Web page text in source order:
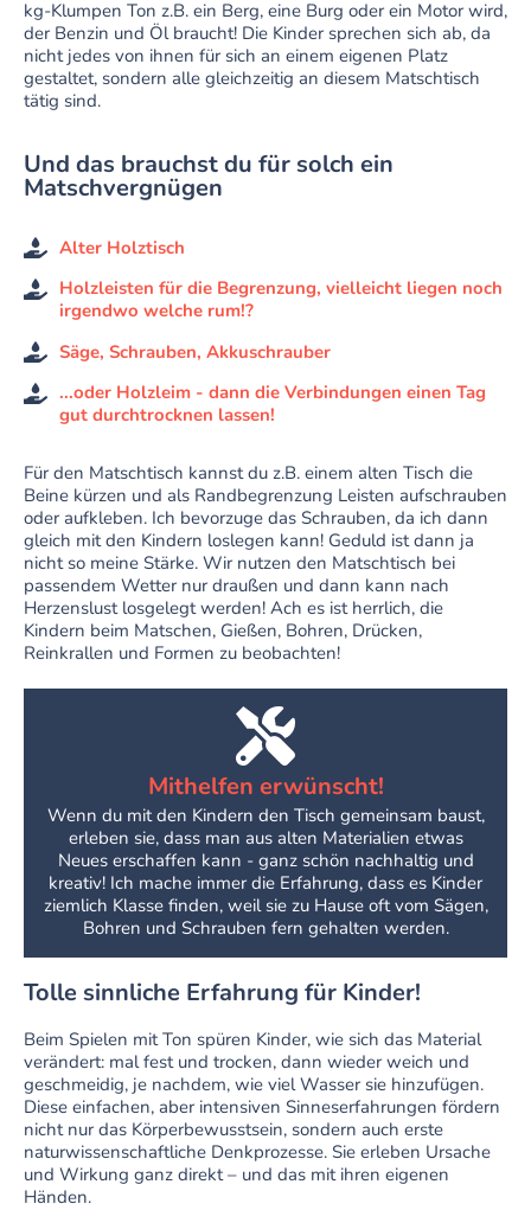
kg-Klumpen Ton z.B. ein Berg, eine Burg oder ein Motor wird,
der Benzin und Öl braucht! Die Kinder sprechen sich ab, da
nicht jedes von ihnen für sich an einem eigenen Platz
gestaltet, sondern alle gleichzeitig an diesem Matschtisch
tätig sind.
Und das brauchst du für solch ein
Matschvergnügen
Alter Holztisch
Holzleisten für die Begrenzung, vielleicht liegen noch
irgendwo welche rum!?
Säge, Schrauben, Akkuschrauber
...oder Holzleim - dann die Verbindungen einen Tag
gut durchtrocknen lassen!
Für den Matschtisch kannst du z.B. einem alten Tisch die
Beine kürzen und als Randbegrenzung Leisten aufschrauben
oder aufkleben. Ich bevorzuge das Schrauben, da ich dann
gleich mit den Kindern loslegen kann! Geduld ist dann ja
nicht so meine Stärke. Wir nutzen den Matschtisch bei
passendem Wetter nur draußen und dann kann nach
Herzenslust losgelegt werden! Ach es ist herrlich, die
Kindern beim Matschen, Gießen, Bohren, Drücken,
Reinkrallen und Formen zu beobachten!
Mithelfen erwünscht!
Wenn du mit den Kindern den Tisch gemeinsam baust,
erleben sie, dass man aus alten Materialien etwas
Neues erschaffen kann - ganz schön nachhaltig und
kreativ! Ich mache immer die Erfahrung, dass es Kinder
ziemlich Klasse finden, weil sie zu Hause oft vom Sägen,
Bohren und Schrauben fern gehalten werden.
Tolle sinnliche Erfahrung für Kinder!
Beim Spielen mit Ton spüren Kinder, wie sich das Material
verändert: mal fest und trocken, dann wieder weich und
geschmeidig, je nachdem, wie viel Wasser sie hinzufügen.
Diese einfachen, aber intensiven Sinneserfahrungen fördern
nicht nur das Körperbewusstsein, sondern auch erste
naturwissenschaftliche Denkprozesse. Sie erleben Ursache
und Wirkung ganz direkt – und das mit ihren eigenen
Händen.